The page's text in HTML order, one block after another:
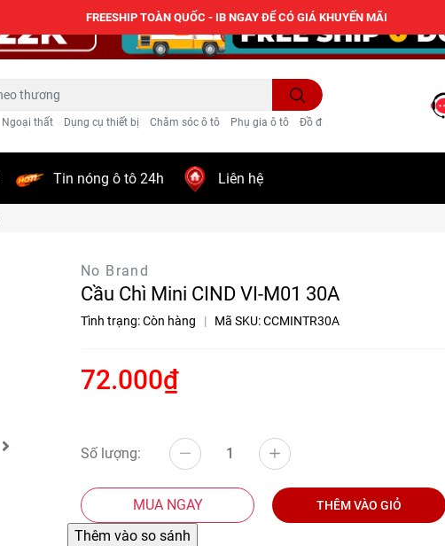
Ngoại thất Dụng cụ thiết bị Chăm sóc ô tô Phụ gia ô tô Đồ điện ô tô
Tin nóng ô tô 24h Liên hệ
No Brand
Cầu Chì Mini CIND VI-M01 30A
Tình trạng:Còn hàng | Mã SKU:CCMINTR30A
72.000₫
Số lượng:
MUA NGAY THÊM VÀO GIỎ
FREESHIP TOÀN QUỐC - IB NGAY ĐỂ CÓ GIÁ KHUYẾN MÃI